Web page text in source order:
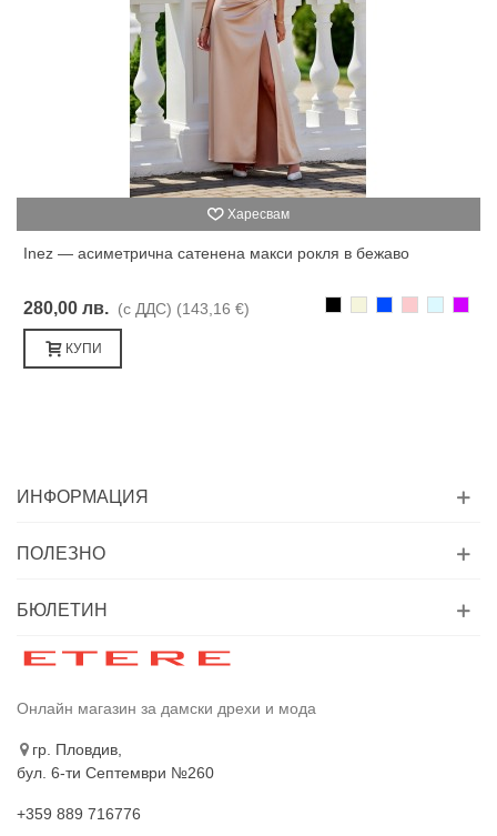
Харесвам
Inez — асиметрична сатенена макси рокля в бежаво
280,00 лв. (с ДДС) (143,16 €)
КУПИ
ИНФОРМАЦИЯ
ПОЛЕЗНО
БЮЛЕТИН
Онлайн магазин за дамски дрехи и мода
гр. Пловдив,
бул. 6-ти Септември №260
+359 889 716776